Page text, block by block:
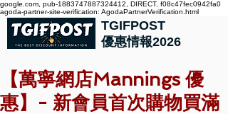
google.com, pub-1883747887324412, DIRECT, f08c47fec0942fa0
agoda-partner-site-verification: AgodaPartnerVerification.html
TGIFPOST
優惠情報2026
【萬寧網店Mannings 優
惠】- 新會員首次購物買滿